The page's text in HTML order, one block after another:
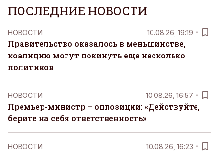
ПОСЛЕДНИЕ НОВОСТИ
НОВОСТИ 10.08.26, 19:19
Правительство оказалось в меньшинстве,
коалицию могут покинуть еще несколько
политиков
НОВОСТИ 10.08.26, 16:57
Премьер-министр – оппозиции: «Действуйте,
берите на себя ответственность»
НОВОСТИ 10.08.26, 16:23